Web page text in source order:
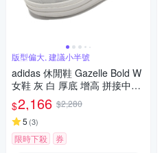
版型偏大, 建議小半號
adidas 休閒鞋 Gazelle Bold W
女鞋 灰 白 厚底 增高 拼接中底
三葉草 愛迪達 HQ6893
$2,166 $2,280
5 (3)
限時下殺 券